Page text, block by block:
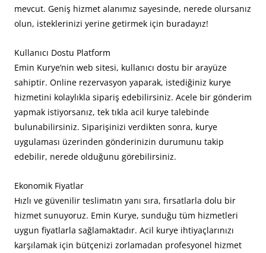
mevcut. Geniş hizmet alanımız sayesinde, nerede olursanız
olun, isteklerinizi yerine getirmek için buradayız!
Kullanıcı Dostu Platform
Emin Kurye’nin web sitesi, kullanıcı dostu bir arayüze
sahiptir. Online rezervasyon yaparak, istediğiniz kurye
hizmetini kolaylıkla sipariş edebilirsiniz. Acele bir gönderim
yapmak istiyorsanız, tek tıkla acil kurye talebinde
bulunabilirsiniz. Siparişinizi verdikten sonra, kurye
uygulaması üzerinden gönderinizin durumunu takip
edebilir, nerede olduğunu görebilirsiniz.
Ekonomik Fiyatlar
Hızlı ve güvenilir teslimatın yanı sıra, fırsatlarla dolu bir
hizmet sunuyoruz. Emin Kurye, sunduğu tüm hizmetleri
uygun fiyatlarla sağlamaktadır. Acil kurye ihtiyaçlarınızı
karşılamak için bütçenizi zorlamadan profesyonel hizmet